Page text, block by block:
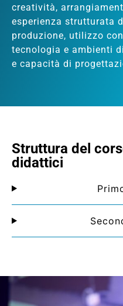
creatività,
esperienza strutturata
produzione, utilizzo
tecnologia e ambienti
e capacità di
Struttura del
didattici